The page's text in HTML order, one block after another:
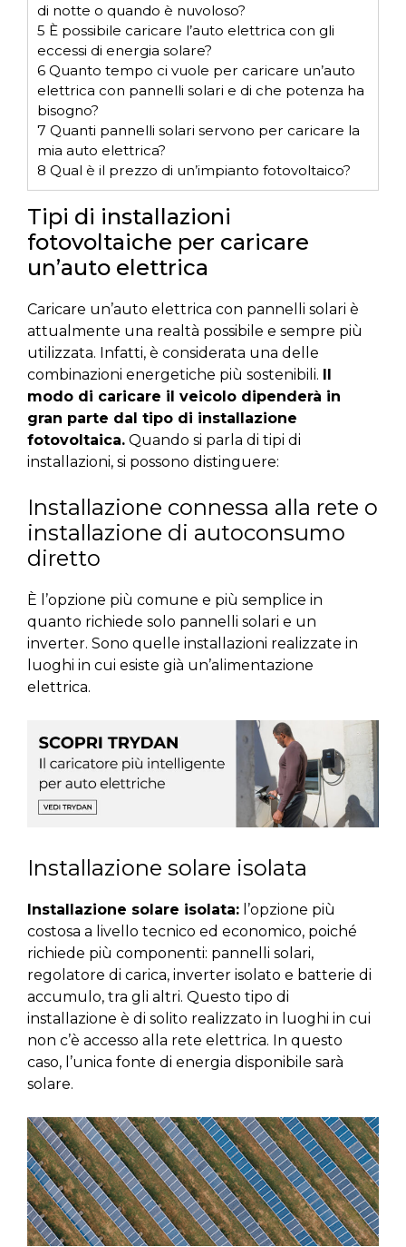
di notte o quando è nuvoloso?
5 È possibile caricare l’auto elettrica con gli
eccessi di energia solare?
6 Quanto tempo ci vuole per caricare un’auto
elettrica con pannelli solari e di che potenza ha
bisogno?
7 Quanti pannelli solari servono per caricare la
mia auto elettrica?
8 Qual è il prezzo di un’impianto fotovoltaico?
Tipi di installazioni
fotovoltaiche per caricare
un’auto elettrica
Caricare un’auto elettrica con pannelli solari è
attualmente una realtà possibile e sempre più
utilizzata. Infatti, è considerata una delle
combinazioni energetiche più sostenibili. Il
modo di caricare il veicolo dipenderà in
gran parte dal tipo di installazione
fotovoltaica. Quando si parla di tipi di
installazioni, si possono distinguere:
Installazione connessa alla rete o
installazione di autoconsumo
diretto
È l’opzione più comune e più semplice in
quanto richiede solo pannelli solari e un
inverter. Sono quelle installazioni realizzate in
luoghi in cui esiste già un’alimentazione
elettrica.
Installazione solare isolata
Installazione solare isolata: l’opzione più
costosa a livello tecnico ed economico, poiché
richiede più componenti: pannelli solari,
regolatore di carica, inverter isolato e batterie di
accumulo, tra gli altri. Questo tipo di
installazione è di solito realizzato in luoghi in cui
non c’è accesso alla rete elettrica. In questo
caso, l’unica fonte di energia disponibile sarà
solare.